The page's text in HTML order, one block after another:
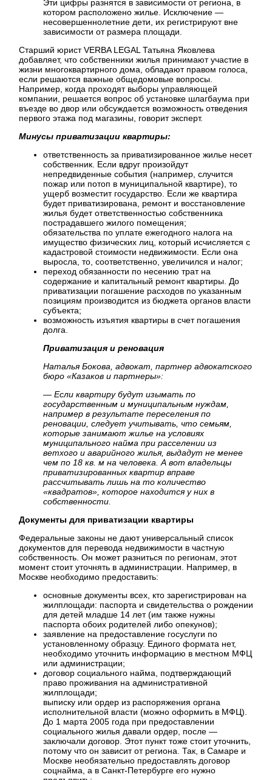
Эти цифры разнятся в зависимости от региона, в
котором расположено жилье. Исключение —
несовершеннолетние дети, их регистрируют вне
зависимости от размера площади.
Старший юрист VERBA LEGAL Татьяна Яковлева
добавляет, что собственники жилья принимают участие в
жизни многоквартирного дома, обладают правом голоса,
если решаются важные общедомовые вопросы.
Например, когда проходят выборы управляющей
компании, решается вопрос об установке шлагбаума при
въезде во двор или обсуждается возможность отведения
первого этажа под магазины, говорит эксперт.
Минусы приватизации квартиры:
ответственность за приватизированное жилье несет
собственник. Если вдруг произойдут
непредвиденные события (например, случится
пожар или потоп в муниципальной квартире), то
ущерб возместит государство. Если же квартира
будет приватизирована, ремонт и восстановление
жилья будет ответственностью собственника
пострадавшего жилого помещения;
обязательства по уплате ежегодного налога на
имущество физических лиц, который исчисляется с
кадастровой стоимости недвижимости. Если она
выросла, то, соответственно, увеличился и налог;
переход обязанности по несению трат на
содержание и капитальный ремонт квартиры. До
приватизации погашение расходов по указанным
позициям производится из бюджета органов власти
субъекта;
возможность изъятия квартиры в счет погашения
долга.
Приватизация и реновация
Наталья Бокова, адвокат, партнер адвокатского
бюро «Казаков и партнеры»:
— Если квартиру будут изымать по
государственным и муниципальным нуждам,
например в результате переселения по
реновации, следует учитывать, что семьям,
которые занимают жилье на условиях
муниципального найма при расселении из
ветхого и аварийного жилья, выдадут не менее
чем по 18 кв. м на человека. А вот владельцы
приватизированных квартир вправе
рассчитывать лишь на то количество
«квадратов», которое находится у них в
собственности.
Документы для приватизации квартиры
Федеральные законы не дают универсальный список
документов для перевода недвижимости в частную
собственность. Он может разниться по регионам, этот
момент стоит уточнять в администрации. Например, в
Москве необходимо предоставить:
основные документы всех, кто зарегистрирован на
жилплощади: паспорта и свидетельства о рождении
для детей младше 14 лет (им также нужны
паспорта обоих родителей либо опекунов);
заявление на предоставление госуслуги по
установленному образцу. Единого формата нет,
необходимо уточнить информацию в местном МФЦ
или администрации;
договор социального найма, подтверждающий
право проживания на административной
жилплощади;
выписку или ордер из распоряжения органа
исполнительной власти (можно оформить в МФЦ).
До 1 марта 2005 года при предоставлении
социального жилья давали ордер, после —
заключали договор. Этот пункт тоже стоит уточнить,
потому что он зависит от региона. Так, в Самаре и
Москве необязательно предоставлять договор
соцнайма, а в Санкт-Петербурге его нужно